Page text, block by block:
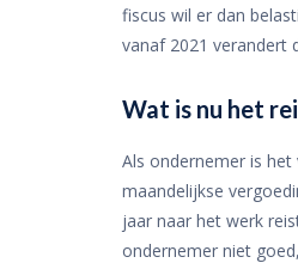
fiscus wil er dan
vanaf 2021 verandert
Wat is nu het
Als ondernemer is
maandelijkse
jaar naar het werk
ondernemer niet